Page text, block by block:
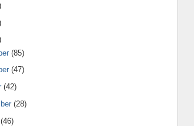
(85)
(47)
(42)
(28)
(46)